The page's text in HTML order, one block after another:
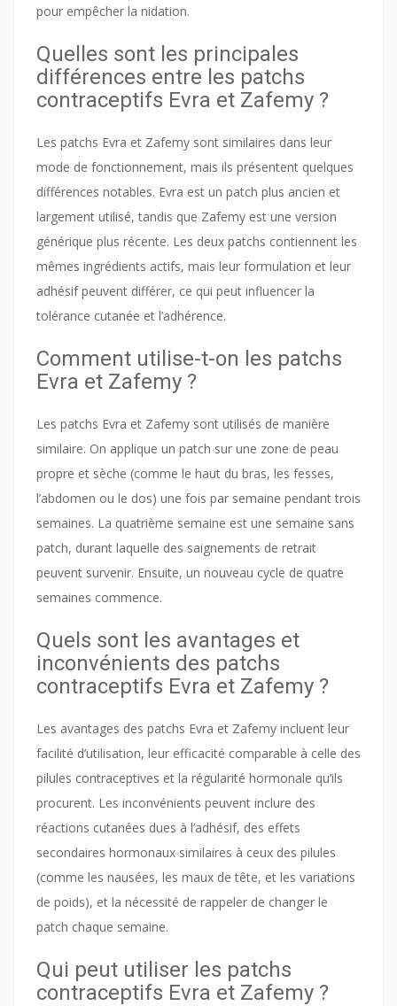
pour empêcher la nidation.
Quelles sont les principales
différences entre les patchs
contraceptifs Evra et Zafemy ?
Les patchs Evra et Zafemy sont similaires dans leur
mode de fonctionnement, mais ils présentent quelques
différences notables. Evra est un patch plus ancien et
largement utilisé, tandis que Zafemy est une version
générique plus récente. Les deux patchs contiennent les
mêmes ingrédients actifs, mais leur formulation et leur
adhésif peuvent différer, ce qui peut influencer la
tolérance cutanée et l’adhérence.
Comment utilise-t-on les patchs
Evra et Zafemy ?
Les patchs Evra et Zafemy sont utilisés de manière
similaire. On applique un patch sur une zone de peau
propre et sèche (comme le haut du bras, les fesses,
l’abdomen ou le dos) une fois par semaine pendant trois
semaines. La quatrième semaine est une semaine sans
patch, durant laquelle des saignements de retrait
peuvent survenir. Ensuite, un nouveau cycle de quatre
semaines commence.
Quels sont les avantages et
inconvénients des patchs
contraceptifs Evra et Zafemy ?
Les avantages des patchs Evra et Zafemy incluent leur
facilité d’utilisation, leur efficacité comparable à celle des
pilules contraceptives et la régularité hormonale qu’ils
procurent. Les inconvénients peuvent inclure des
réactions cutanées dues à l’adhésif, des effets
secondaires hormonaux similaires à ceux des pilules
(comme les nausées, les maux de tête, et les variations
de poids), et la nécessité de rappeler de changer le
patch chaque semaine.
Qui peut utiliser les patchs
contraceptifs Evra et Zafemy ?